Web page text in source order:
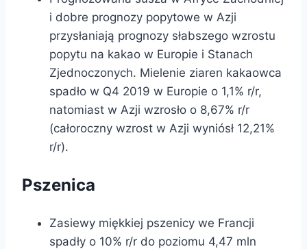
i dobre prognozy popytowe w Azji
przysłaniają prognozy słabszego wzrostu
popytu na kakao w Europie i Stanach
Zjednoczonych. Mielenie ziaren kakaowca
spadło w Q4 2019 w Europie o 1,1% r/r,
natomiast w Azji wzrosło o 8,67% r/r
(całoroczny wzrost w Azji wyniósł 12,21%
r/r).
Pszenica
Zasiewy miękkiej pszenicy we Francji
spadły o 10% r/r do poziomu 4,47 mln